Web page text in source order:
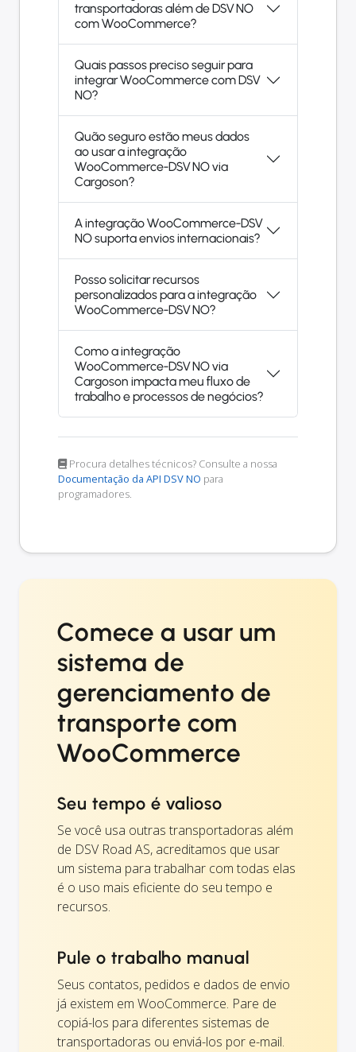
transportadoras além de DSV NO
com WooCommerce?
Quais passos preciso seguir para
integrar WooCommerce com DSV
NO?
Quão seguro estão meus dados
ao usar a integração
WooCommerce-DSV NO via
Cargoson?
A integração WooCommerce-DSV
NO suporta envios internacionais?
Posso solicitar recursos
personalizados para a integração
WooCommerce-DSV NO?
Como a integração
WooCommerce-DSV NO via
Cargoson impacta meu fluxo de
trabalho e processos de negócios?
Procura detalhes técnicos? Consulte a nossa
Documentação da API DSV NO para
programadores.
Comece a usar um
sistema de
gerenciamento de
transporte com
WooCommerce
Seu tempo é valioso
Se você usa outras transportadoras além
de DSV Road AS, acreditamos que usar
um sistema para trabalhar com todas elas
é o uso mais eficiente do seu tempo e
recursos.
Pule o trabalho manual
Seus contatos, pedidos e dados de envio
já existem em WooCommerce. Pare de
copiá-los para diferentes sistemas de
transportadoras ou enviá-los por e-mail.